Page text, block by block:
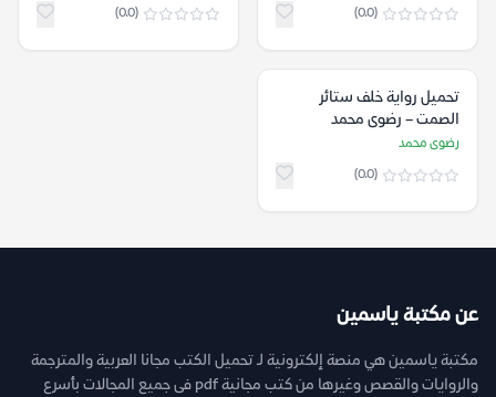
(0.0)
(0.0)
تحميل رواية خلف ستائر
الصمت – رضوى محمد
رضوى محمد
(0.0)
عن مكتبة ياسمين
مكتبة ياسمين هي منصة إلكترونية لـ تحميل الكتب مجانا العربية والمترجمة
والروايات والقصص وغيرها من كتب مجانية pdf فى جميع المجالات بأسرع